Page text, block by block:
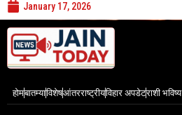
January 17, 2026
होमबातम्याविशेषआंतरराष्ट्रीयविहार अपडेटराशी भविष्य